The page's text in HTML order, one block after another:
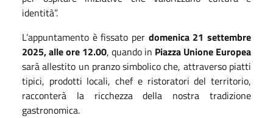
identità”.
L’appuntamento è fissato per domenica 21 settembre
2025, alle ore 12.00, quando in Piazza Unione Europea
sarà allestito un pranzo simbolico che, attraverso piatti
tipici, prodotti locali, chef e ristoratori del territorio,
racconterà la ricchezza della nostra tradizione
gastronomica.